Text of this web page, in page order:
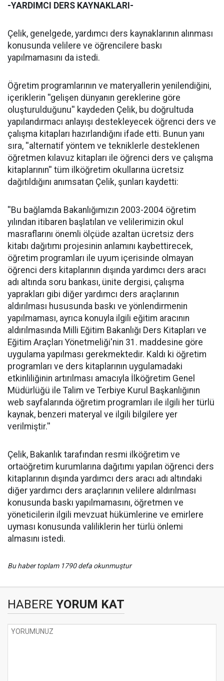
-YARDIMCI DERS KAYNAKLARI-
Çelik, genelgede, yardımcı ders kaynaklarının alınması
konusunda velilere ve öğrencilere baskı
yapılmamasını da istedi.
Öğretim programlarının ve materyallerin yenilendiğini,
içeriklerin ''gelişen dünyanın gereklerine göre
oluşturulduğunu'' kaydeden Çelik, bu doğrultuda
yapılandırmacı anlayışı destekleyecek öğrenci ders ve
çalışma kitapları hazırlandığını ifade etti. Bunun yanı
sıra, ''alternatif yöntem ve tekniklerle desteklenen
öğretmen kılavuz kitapları ile öğrenci ders ve çalışma
kitaplarının'' tüm ilköğretim okullarına ücretsiz
dağıtıldığını anımsatan Çelik, şunları kaydetti:
''Bu bağlamda Bakanlığımızın 2003-2004 öğretim
yılından itibaren başlatılan ve velilerimizin okul
masraflarını önemli ölçüde azaltan ücretsiz ders
kitabı dağıtımı projesinin anlamını kaybettirecek,
öğretim programları ile uyum içerisinde olmayan
öğrenci ders kitaplarının dışında yardımcı ders aracı
adı altında soru bankası, ünite dergisi, çalışma
yaprakları gibi diğer yardımcı ders araçlarının
aldırılması hususunda baskı ve yönlendirmenin
yapılmaması, ayrıca konuyla ilgili eğitim aracının
aldırılmasında Milli Eğitim Bakanlığı Ders Kitapları ve
Eğitim Araçları Yönetmeliği'nin 31. maddesine göre
uygulama yapılması gerekmektedir. Kaldı ki öğretim
programları ve ders kitaplarının uygulamadaki
etkinliliğinin artırılması amacıyla İlköğretim Genel
Müdürlüğü ile Talim ve Terbiye Kurul Başkanlığının
web sayfalarında öğretim programları ile ilgili her türlü
kaynak, benzeri materyal ve ilgili bilgilere yer
verilmiştir.''
Çelik, Bakanlık tarafından resmi ilköğretim ve
ortaöğretim kurumlarına dağıtımı yapılan öğrenci ders
kitaplarının dışında yardımcı ders aracı adı altındaki
diğer yardımcı ders araçlarının velilere aldırılması
konusunda baskı yapılmamasını, öğretmen ve
yöneticilerin ilgili mevzuat hükümlerine ve emirlere
uyması konusunda valiliklerin her türlü önlemi
almasını istedi.
Bu haber toplam 1790 defa okunmuştur
HABERE YORUM KAT